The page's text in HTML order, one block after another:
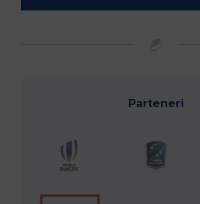
Parteneri